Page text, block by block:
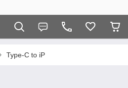
Type-C to iP